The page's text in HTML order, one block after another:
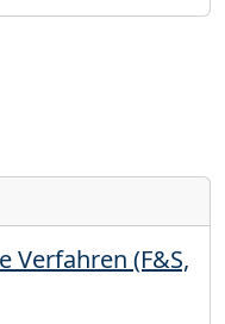
Verfahren (F&S,